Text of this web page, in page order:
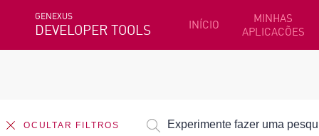
GENEXUS
DEVELOPER TOOLS INÍCIO
MINHAS
APLICACÕES